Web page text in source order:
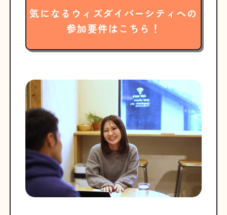
気になるウィズダイバーシティへの
参加要件はこちら！